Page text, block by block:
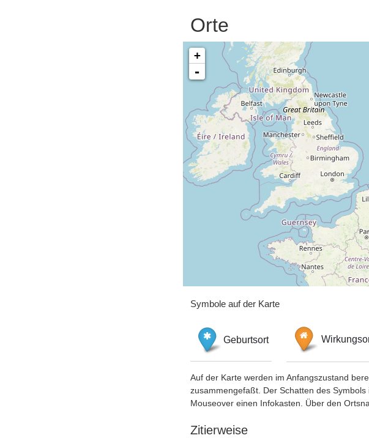
Orte
+
-
Symbole auf der Karte
Geburtsort
Auf der Karte werden im Anfangszustand
zusammengefaßt. Der Schatten des
Mouseover einen Infokasten. Über den
Zitierweise